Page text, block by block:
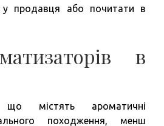
у продавця або почитати в
в
що містять ароматичні
походження, менш